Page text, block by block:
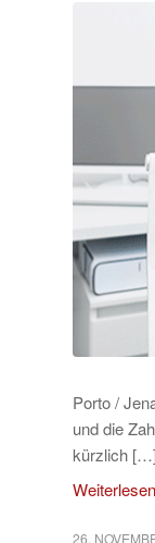
Porto /
und die
kürzlich […]
Weiterlesen
26.